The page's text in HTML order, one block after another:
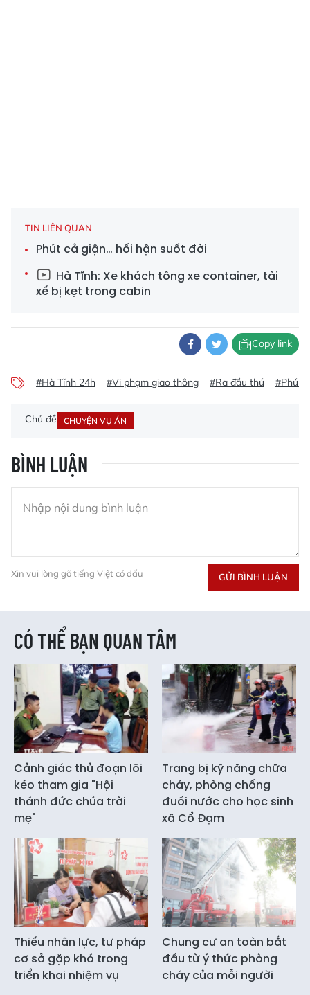
TIN LIÊN QUAN
Phút cả giận… hối hận suốt đời
Hà Tĩnh: Xe khách tông xe container, tài
xế bị kẹt trong cabin
Copy link
#Hà Tĩnh 24h #Vi phạm giao thông #Ra đầu thú #Phú
Chủ đề CHUYỆN VỤ ÁN
BÌNH LUẬN
Xin vui lòng gõ tiếng Việt có dấu GỬI BÌNH LUẬN
CÓ THỂ BẠN QUAN TÂM
Cảnh giác thủ đoạn lôi
kéo tham gia "Hội
thánh đức chúa trời
mẹ"
Trang bị kỹ năng chữa
cháy, phòng chống
đuối nước cho học sinh
xã Cổ Đạm
Thiếu nhân lực, tư pháp
cơ sở gặp khó trong
triển khai nhiệm vụ
Chung cư an toàn bắt
đầu từ ý thức phòng
cháy của mỗi người